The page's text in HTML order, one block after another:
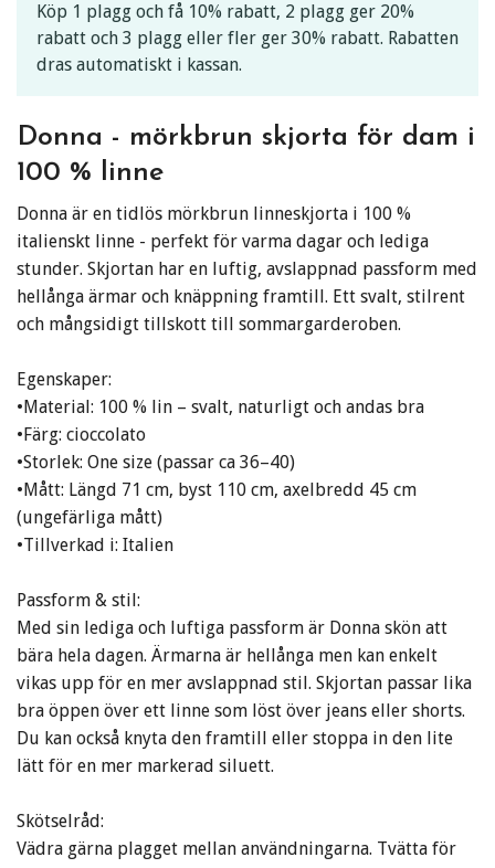
Köp 1 plagg och få 10% rabatt, 2 plagg ger 20%
rabatt och 3 plagg eller fler ger 30% rabatt. Rabatten
dras automatiskt i kassan.
Donna - mörkbrun skjorta för dam i
100 % linne
Donna är en tidlös mörkbrun linneskjorta i 100 %
italienskt linne - perfekt för varma dagar och lediga
stunder. Skjortan har en luftig, avslappnad passform med
hellånga ärmar och knäppning framtill. Ett svalt, stilrent
och mångsidigt tillskott till sommargarderoben.
Egenskaper:
•Material: 100 % lin – svalt, naturligt och andas bra
•Färg: cioccolato
•Storlek: One size (passar ca 36–40)
•Mått: Längd 71 cm, byst 110 cm, axelbredd 45 cm
(ungefärliga mått)
•Tillverkad i: Italien
Passform & stil:
Med sin lediga och luftiga passform är Donna skön att
bära hela dagen. Ärmarna är hellånga men kan enkelt
vikas upp för en mer avslappnad stil. Skjortan passar lika
bra öppen över ett linne som löst över jeans eller shorts.
Du kan också knyta den framtill eller stoppa in den lite
lätt för en mer markerad siluett.
Skötselråd:
Vädra gärna plagget mellan användningarna. Tvätta för